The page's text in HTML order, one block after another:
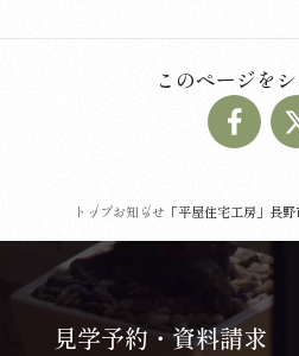
このページを
トップお知らせ「平屋住宅工房」長
見学予約・資料請求